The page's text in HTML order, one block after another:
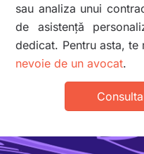
sau analiza unui
de asistență
dedicat. Pentru asta, te
nevoie de un avocat.